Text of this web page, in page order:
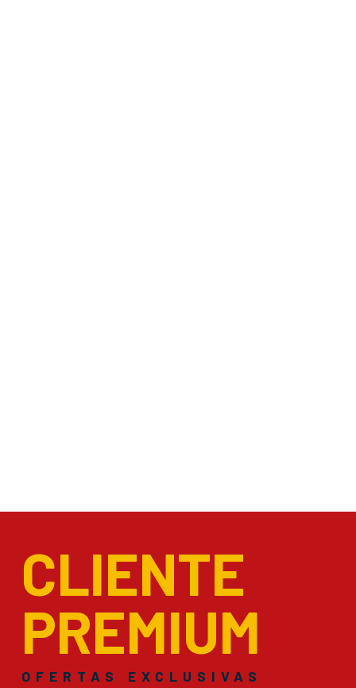
CLIENTE
PREMIUM
OFERTAS EXCLUSIVAS